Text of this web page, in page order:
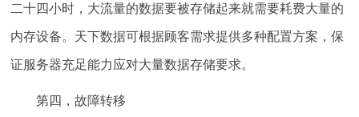
二十四小时，大流量的数据要被存储起来就需要耗费大量的
内存设备。天下数据可根据顾客需求提供多种配置方案，保
证服务器充足能力应对大量数据存储要求。
第四，故障转移